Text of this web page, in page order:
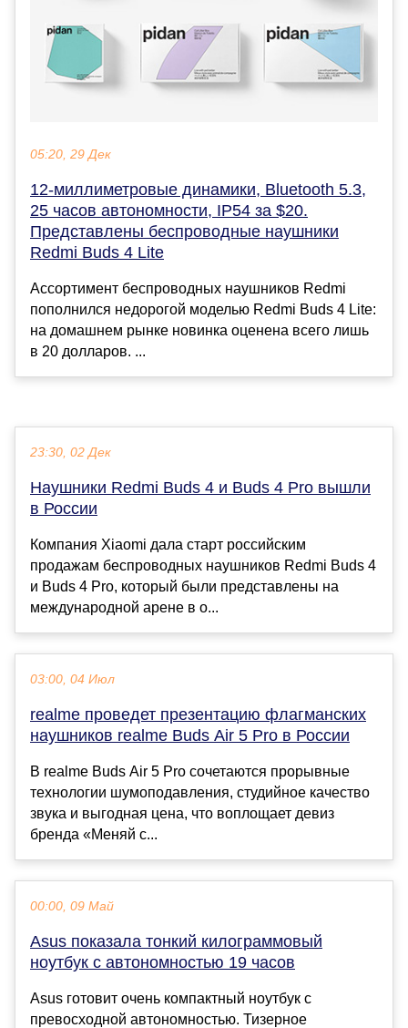
05:20, 29 Дек
12-миллиметровые динамики, Bluetooth 5.3,
25 часов автономности, IP54 за $20.
Представлены беспроводные наушники
Redmi Buds 4 Lite
Ассортимент беспроводных наушников Redmi
пополнился недорогой моделью Redmi Buds 4 Lite:
на домашнем рынке новинка оценена всего лишь
в 20 долларов. ...
23:30, 02 Дек
Наушники Redmi Buds 4 и Buds 4 Pro вышли
в России
Компания Xiaomi дала старт российским
продажам беспроводных наушников Redmi Buds 4
и Buds 4 Pro, который были представлены на
международной арене в о...
03:00, 04 Июл
realme проведет презентацию флагманских
наушников realme Buds Air 5 Pro в России
В realme Buds Air 5 Pro сочетаются прорывные
технологии шумоподавления, студийное качество
звука и выгодная цена, что воплощает девиз
бренда «Меняй с...
00:00, 09 Май
Asus показала тонкий килограммовый
ноутбук с автономностью 19 часов
Asus готовит очень компактный ноутбук с
превосходной автономностью. Тизерное